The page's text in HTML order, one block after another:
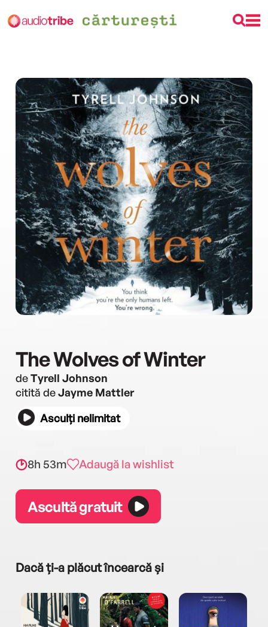
The Wolves of Winter
deTyrell Johnson
citită deJayme Mattler
Asculți nelimitat
8h 53m Adaugă la wishlist
Ascultă gratuit
Dacă ți-a plăcut încearcă și